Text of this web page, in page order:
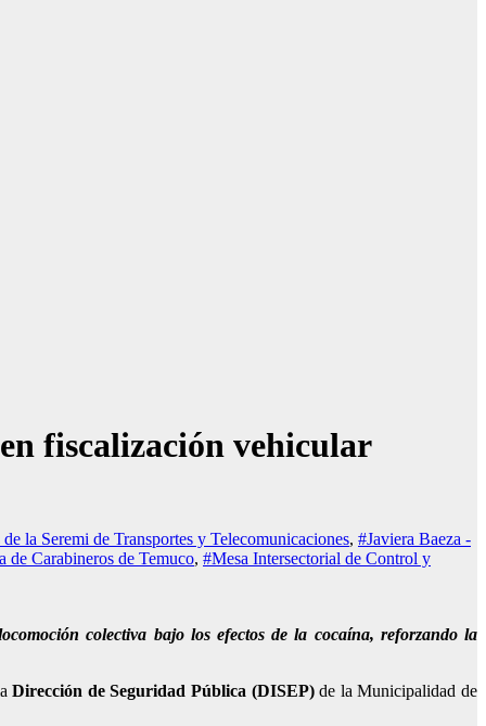
fiscalización vehicular
la Seremi de Transportes y Telecomunicaciones, #Javiera Baeza -
de Carabineros de Temuco, #Mesa Intersectorial de Control y
colectiva bajo los efectos de la cocaína, reforzando la
Dirección de Seguridad Pública (DISEP)de la Municipalidad de